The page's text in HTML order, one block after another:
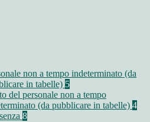
non a tempo indeterminato (da
in tabelle) 5
del personale non a tempo
(da pubblicare in tabelle) 4
8